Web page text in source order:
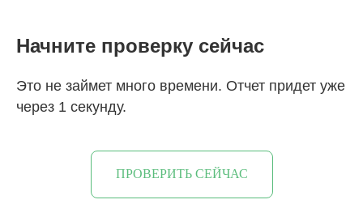
Начните проверку сейчас
Это не займет много времени. Отчет придет уже
через 1 секунду.
ПРОВЕРИТЬ СЕЙЧАС